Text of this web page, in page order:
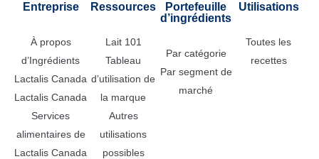
Entreprise
À propos
d’Ingrédients
Lactalis Canada
Lactalis Canada
Services
alimentaires de
Lactalis Canada
Ressources
Lait 101
Tableau
d’utilisation de
la marque
Autres
utilisations
possibles
Portefeuille
d’ingrédients
Par catégorie
Par segment de
marché
Utilisations
Toutes les
recettes